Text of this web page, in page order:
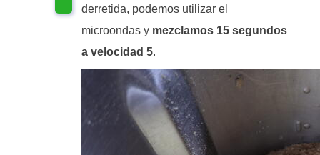
derretida, podemos utilizar el
microondas y mezclamos 15 segundos
a velocidad 5.